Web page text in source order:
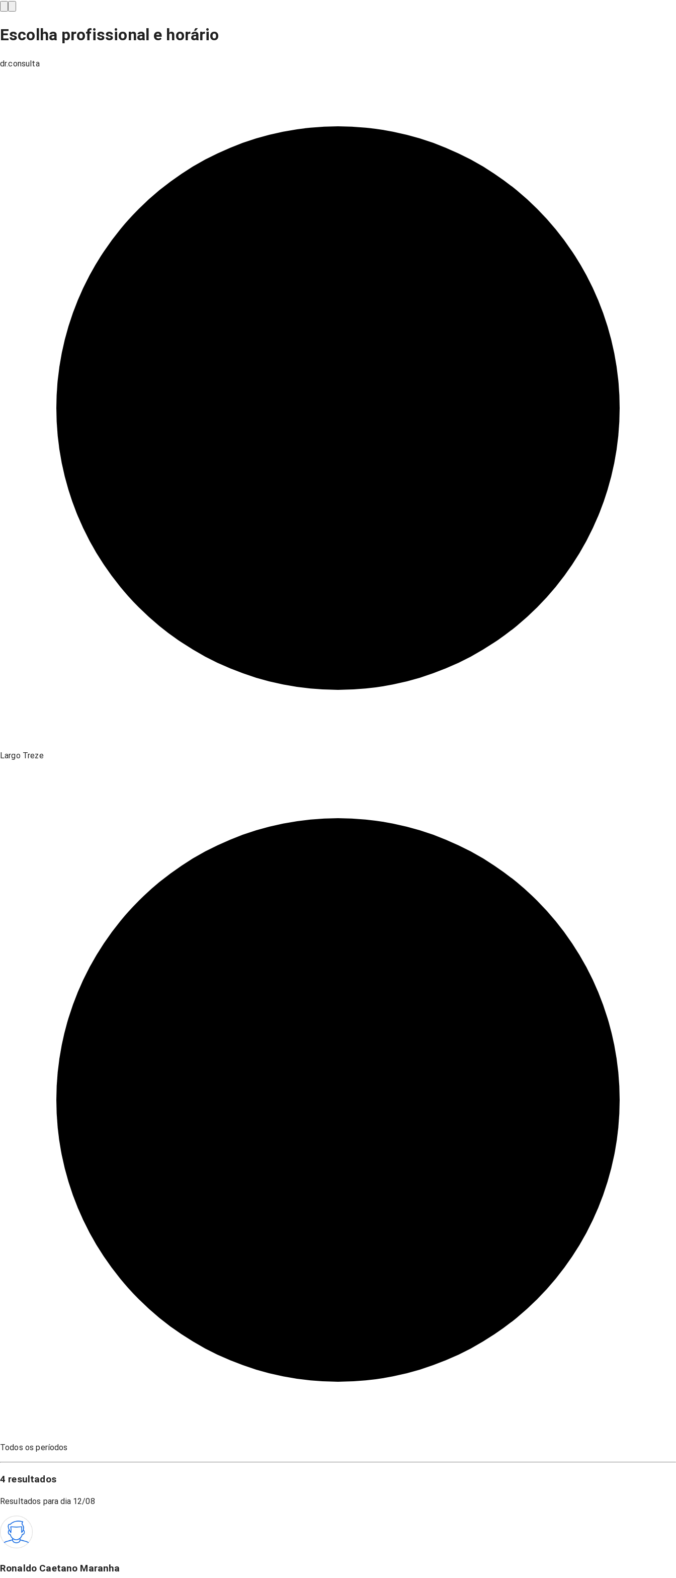
Escolha profissional e horário
dr.consulta
Largo Treze
Todos os períodos
4 resultados
Resultados para dia 12/08
Ronaldo Caetano Maranha